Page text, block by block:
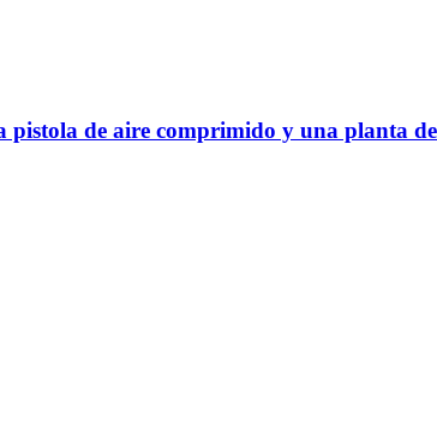
de aire comprimido y una planta